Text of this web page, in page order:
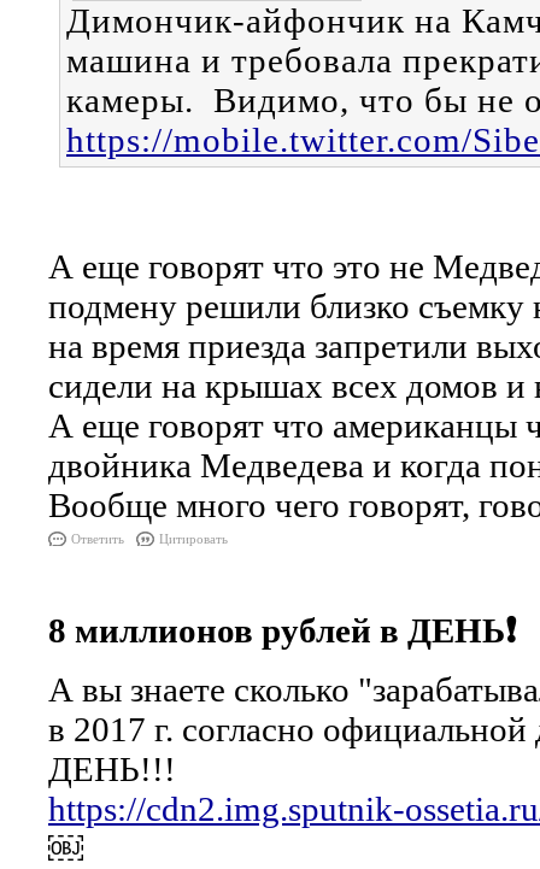
Димончик-айфончик на
машина и требовала
камеры. Видимо, что бы не
https://mobile.twitter.com/
А еще говорят что это не
подмену решили близко
на время приезда запретили
сидели на крышах всех домов и
А еще говорят что американцы
двойника Медведева и когда
Вообще много чего говорят,
Ответить Цитировать
8 миллионов рублей в ДЕНЬ❗️
А вы знаете сколько
в 2017 г. согласно
ДЕНЬ!!!
https://cdn2.img.sputnik-
￼